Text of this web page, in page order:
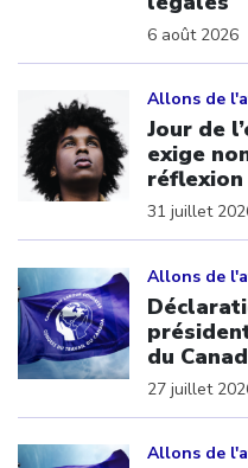
6 août 2026
Allons de
Jour de
exige
réflexion
31 juillet
Allons de
du
27 juillet
Allons de